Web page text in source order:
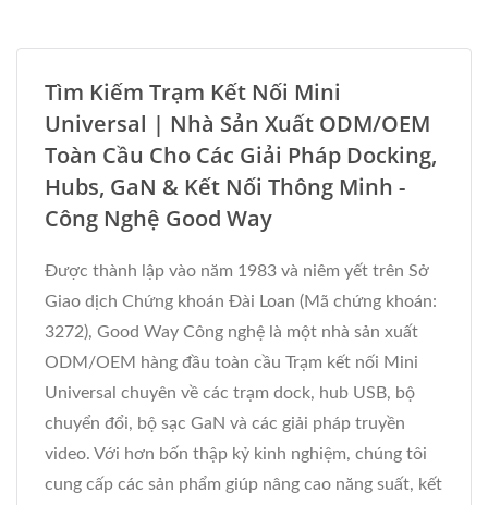
Tìm Kiếm Trạm Kết Nối Mini
Universal | Nhà Sản Xuất ODM/OEM
Toàn Cầu Cho Các Giải Pháp Docking,
Hubs, GaN & Kết Nối Thông Minh -
Công Nghệ Good Way
Được thành lập vào năm 1983 và niêm yết trên Sở
Giao dịch Chứng khoán Đài Loan (Mã chứng khoán:
3272), Good Way Công nghệ là một nhà sản xuất
ODM/OEM hàng đầu toàn cầu Trạm kết nối Mini
Universal chuyên về các trạm dock, hub USB, bộ
chuyển đổi, bộ sạc GaN và các giải pháp truyền
video. Với hơn bốn thập kỷ kinh nghiệm, chúng tôi
cung cấp các sản phẩm giúp nâng cao năng suất, kết